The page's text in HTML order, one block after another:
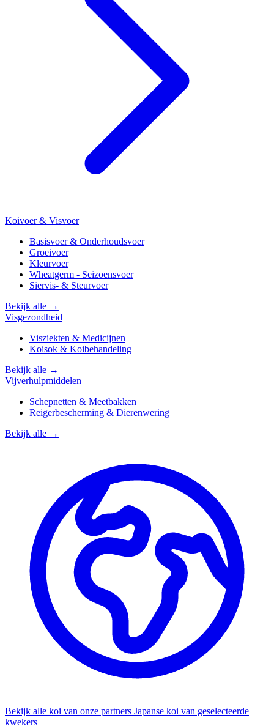
Koivoer & Visvoer
Basisvoer & Onderhoudsvoer
Groeivoer
Kleurvoer
Wheatgerm - Seizoensvoer
Siervis- & Steurvoer
Bekijk alle →
Visgezondheid
Visziekten & Medicijnen
Koisok & Koibehandeling
Bekijk alle →
Vijverhulpmiddelen
Schepnetten & Meetbakken
Reigerbescherming & Dierenwering
Bekijk alle →
Bekijk alle koi van onze partners Japanse koi van geselecteerde
kwekers